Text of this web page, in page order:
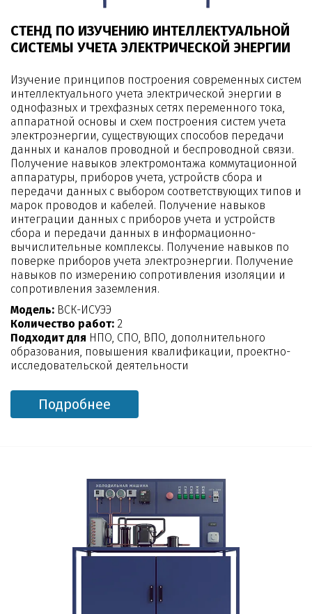
СТЕНД ПО ИЗУЧЕНИЮ ИНТЕЛЛЕКТУАЛЬНОЙ
СИСТЕМЫ УЧЕТА ЭЛЕКТРИЧЕСКОЙ ЭНЕРГИИ
Изучение принципов построения современных систем
интеллектуального учета электрической энергии в
однофазных и трехфазных сетях переменного тока,
аппаратной основы и схем построения систем учета
электроэнергии, существующих способов передачи
данных и каналов проводной и беспроводной связи.
Получение навыков электромонтажа коммутационной
аппаратуры, приборов учета, устройств сбора и
передачи данных с выбором соответствующих типов и
марок проводов и кабелей. Получение навыков
интеграции данных с приборов учета и устройств
сбора и передачи данных в информационно-
вычислительные комплексы. Получение навыков по
поверке приборов учета электроэнергии. Получение
навыков по измерению сопротивления изоляции и
сопротивления заземления.
Модель: ВСК-ИСУЭЭ
Количество работ: 2
Подходит для НПО, СПО, ВПО, дополнительного
образования, повышения квалификации, проектно-
исследовательской деятельности
Подробнее